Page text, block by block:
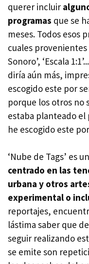
querer incluir
programas que se
meses. Todos esos
cuales provenientes
Sonoro’, ‘Escala
diría aún más,
escogido este por
porque los otros no
estaba planteado el
he escogido este
‘Nube de Tags’ es
centrado en las
urbana y otros
experimental o
reportajes,
lástima saber que
seguir realizando
se emite son